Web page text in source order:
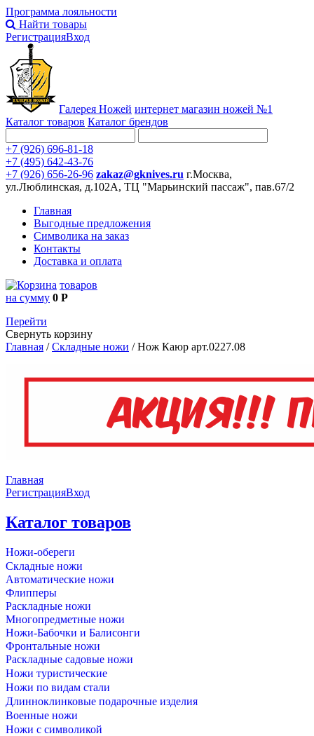
Программа лояльности
Найти товары
РегистрацияВход
Галерея Ножей интернет магазин ножей №1
Каталог товаров Каталог брендов
+7 (926) 696-81-18
+7 (495) 642-43-76
+7 (926) 656-26-96 zakaz@gknives.ru г.Москва,
ул.Люблинская, д.102А, ТЦ "Марьинский пассаж", пав.67/2
Главная
Выгодные предложения
Символика на заказ
Контакты
Доставка и оплата
товаров
на сумму 0 Р
Перейти
Свернуть корзину
Главная /Складные ножи /Нож Каюр арт.0227.08
Главная
РегистрацияВход
Каталог товаров
Ножи-обереги
Складные ножи
Автоматические ножи
Флипперы
Раскладные ножи
Многопредметные ножи
Ножи-Бабочки и Балисонги
Фронтальные ножи
Раскладные садовые ножи
Ножи туристические
Ножи по видам стали
Длинноклинковые подарочные изделия
Военные ножи
Ножи с символикой